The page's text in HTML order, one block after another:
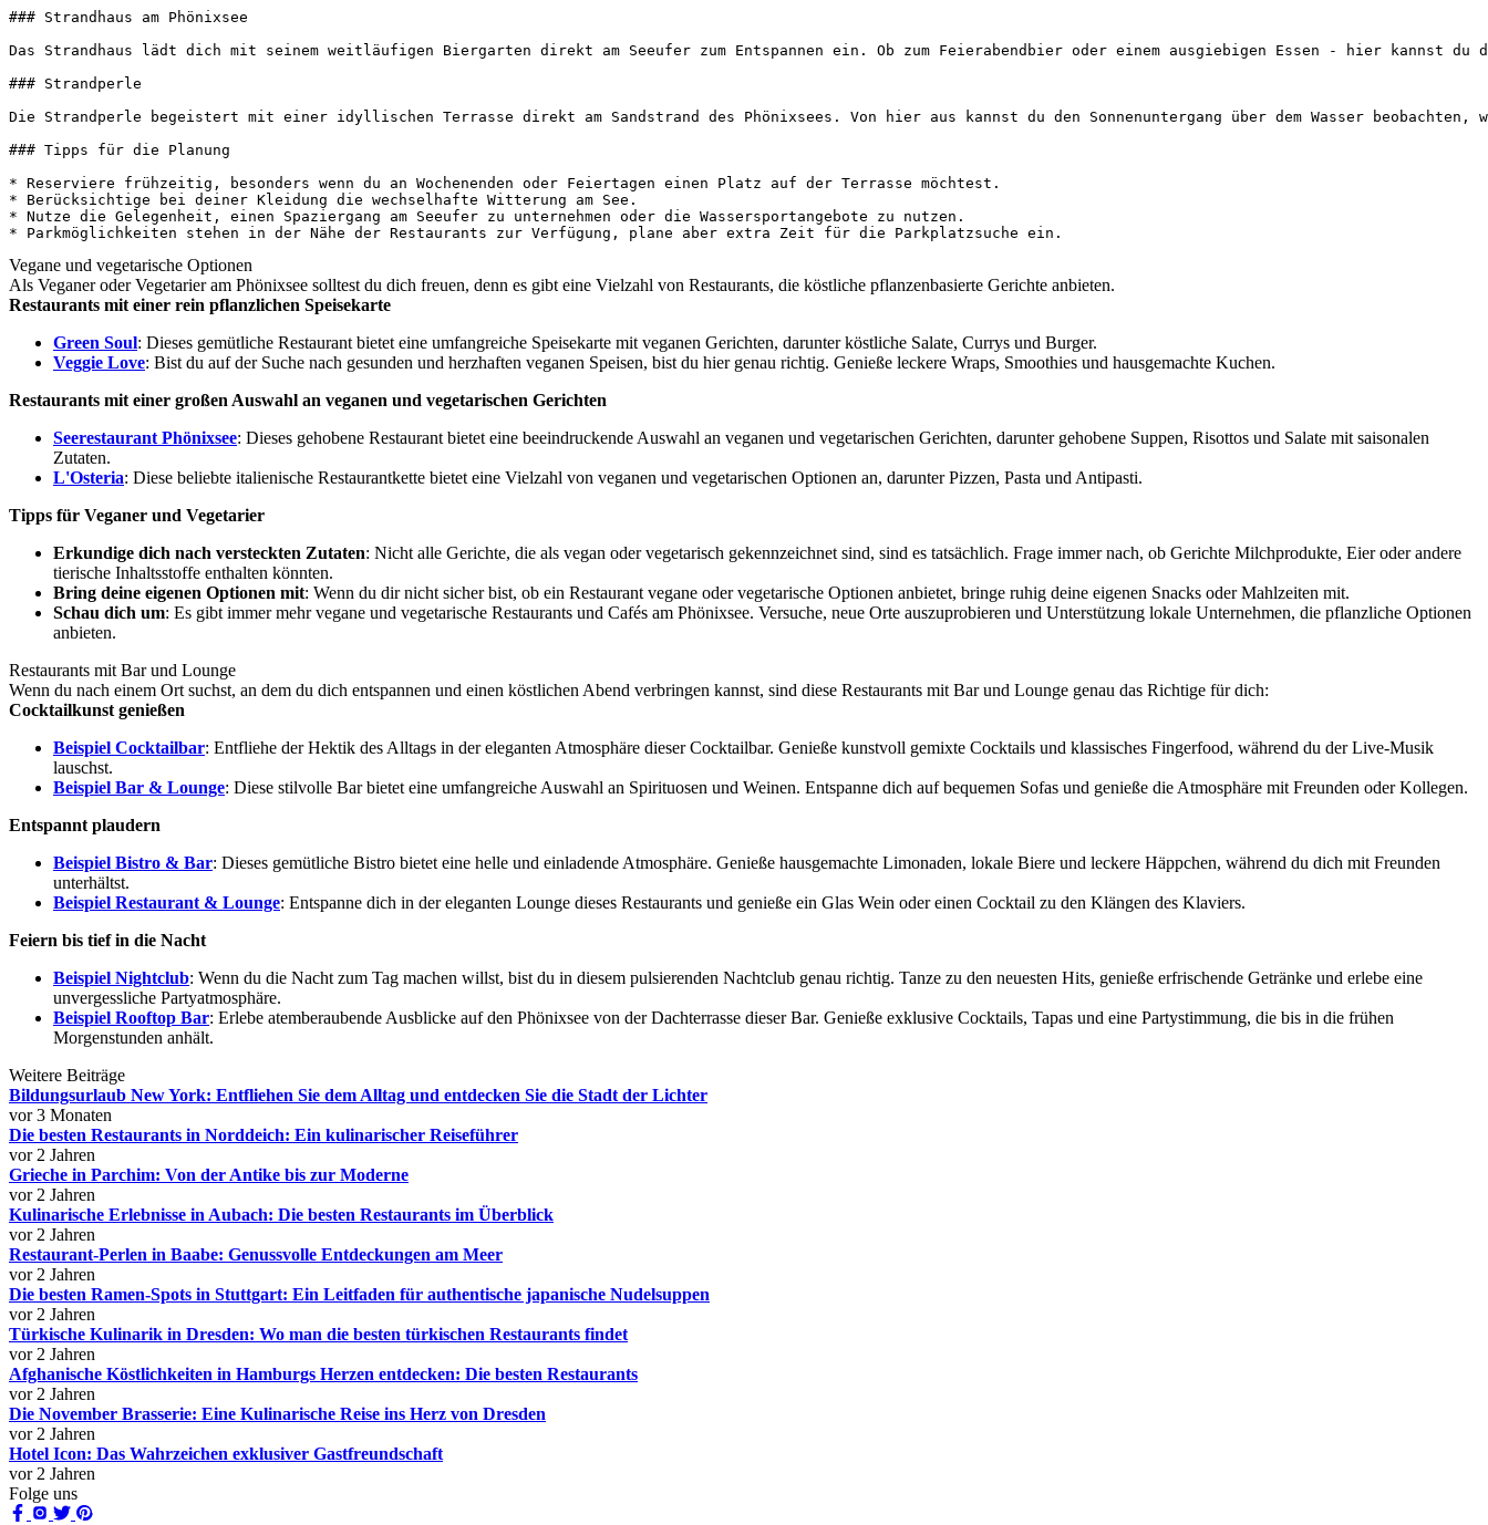
### Strandhaus am Phönixsee
Das Strandhaus lädt dich mit seinem weitläufigen Biergarten direkt am Seeufer zum Entspannen ein. Ob zum Feierabendbier oder einem ausgiebigen Essen - hier kannst du
### Strandperle
Die Strandperle begeistert mit einer idyllischen Terrasse direkt am Sandstrand des Phönixsees. Von hier aus kannst du den Sonnenuntergang über dem Wasser beobachten,
### Tipps für die Planung
* Reserviere frühzeitig, besonders wenn du an Wochenenden oder Feiertagen einen Platz auf der Terrasse möchtest.
* Berücksichtige bei deiner Kleidung die wechselhafte Witterung am See.
* Nutze die Gelegenheit, einen Spaziergang am Seeufer zu unternehmen oder die Wassersportangebote zu nutzen.
Vegane und vegetarische Optionen
Als Veganer oder Vegetarier am Phönixsee solltest du dich freuen, denn es gibt eine Vielzahl von Restaurants, die köstliche pflanzenbasierte Gerichte anbieten.
Restaurants mit einer rein pflanzlichen Speisekarte
Green Soul: Dieses gemütliche Restaurant bietet eine umfangreiche Speisekarte mit veganen Gerichten, darunter köstliche Salate, Currys und Burger.
Veggie Love: Bist du auf der Suche nach gesunden und herzhaften veganen Speisen, bist du hier genau richtig. Genieße leckere Wraps, Smoothies und hausgemachte Kuchen.
Restaurants mit einer großen Auswahl an veganen und vegetarischen Gerichten
Seerestaurant Phönixsee: Dieses gehobene Restaurant bietet eine beeindruckende Auswahl an veganen und vegetarischen Gerichten, darunter gehobene Suppen, Risottos und Salate mit saisonalen
Zutaten.
L'Osteria: Diese beliebte italienische Restaurantkette bietet eine Vielzahl von veganen und vegetarischen Optionen an, darunter Pizzen, Pasta und Antipasti.
Tipps für Veganer und Vegetarier
Erkundige dich nach versteckten Zutaten: Nicht alle Gerichte, die als vegan oder vegetarisch gekennzeichnet sind, sind es tatsächlich. Frage immer nach, ob Gerichte Milchprodukte, Eier oder andere
tierische Inhaltsstoffe enthalten könnten.
Bring deine eigenen Optionen mit: Wenn du dir nicht sicher bist, ob ein Restaurant vegane oder vegetarische Optionen anbietet, bringe ruhig deine eigenen Snacks oder Mahlzeiten mit.
Schau dich um: Es gibt immer mehr vegane und vegetarische Restaurants und Cafés am Phönixsee. Versuche, neue Orte auszuprobieren und Unterstützung lokale Unternehmen, die pflanzliche Optionen
anbieten.
Restaurants mit Bar und Lounge
Wenn du nach einem Ort suchst, an dem du dich entspannen und einen köstlichen Abend verbringen kannst, sind diese Restaurants mit Bar und Lounge genau das Richtige für dich:
Cocktailkunst genießen
Beispiel Cocktailbar: Entfliehe der Hektik des Alltags in der eleganten Atmosphäre dieser Cocktailbar. Genieße kunstvoll gemixte Cocktails und klassisches Fingerfood, während du der Live-Musik
lauschst.
Beispiel Bar & Lounge: Diese stilvolle Bar bietet eine umfangreiche Auswahl an Spirituosen und Weinen. Entspanne dich auf bequemen Sofas und genieße die Atmosphäre mit Freunden oder Kollegen.
Entspannt plaudern
Beispiel Bistro & Bar: Dieses gemütliche Bistro bietet eine helle und einladende Atmosphäre. Genieße hausgemachte Limonaden, lokale Biere und leckere Häppchen, während du dich mit Freunden
unterhältst.
Beispiel Restaurant & Lounge: Entspanne dich in der eleganten Lounge dieses Restaurants und genieße ein Glas Wein oder einen Cocktail zu den Klängen des Klaviers.
Feiern bis tief in die Nacht
Beispiel Nightclub: Wenn du die Nacht zum Tag machen willst, bist du in diesem pulsierenden Nachtclub genau richtig. Tanze zu den neuesten Hits, genieße erfrischende Getränke und erlebe eine
unvergessliche Partyatmosphäre.
Beispiel Rooftop Bar: Erlebe atemberaubende Ausblicke auf den Phönixsee von der Dachterrasse dieser Bar. Genieße exklusive Cocktails, Tapas und eine Partystimmung, die bis in die frühen
Morgenstunden anhält.
Weitere Beiträge
Bildungsurlaub New York: Entfliehen Sie dem Alltag und entdecken Sie die Stadt der Lichter
vor 3 Monaten
Die besten Restaurants in Norddeich: Ein kulinarischer Reiseführer
vor 2 Jahren
Grieche in Parchim: Von der Antike bis zur Moderne
vor 2 Jahren
Kulinarische Erlebnisse in Aubach: Die besten Restaurants im Überblick
vor 2 Jahren
Restaurant-Perlen in Baabe: Genussvolle Entdeckungen am Meer
vor 2 Jahren
Die besten Ramen-Spots in Stuttgart: Ein Leitfaden für authentische japanische Nudelsuppen
vor 2 Jahren
Türkische Kulinarik in Dresden: Wo man die besten türkischen Restaurants findet
vor 2 Jahren
Afghanische Köstlichkeiten in Hamburgs Herzen entdecken: Die besten Restaurants
vor 2 Jahren
Die November Brasserie: Eine Kulinarische Reise ins Herz von Dresden
vor 2 Jahren
Hotel Icon: Das Wahrzeichen exklusiver Gastfreundschaft
vor 2 Jahren
Folge uns